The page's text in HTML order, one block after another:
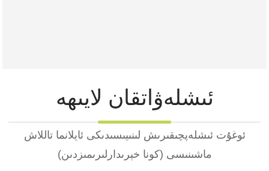
ئىشلەۋاتقان لايىھە
ئوغۇت ئىشلەپچىقىرىش لىنىيىسىدىكى ئايلانما تاللاش
ماشىنىسى (كونا خېرىدارلىرىمىزدىن)